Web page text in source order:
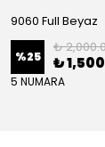
9060 Full Beyaz
%25
₺
₺
5 NUMARA